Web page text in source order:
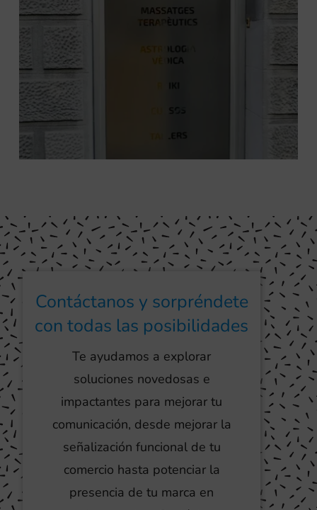
Contáctanos y sorpréndete
con todas las posibilidades
Te ayudamos a explorar
soluciones novedosas e
impactantes para mejorar tu
comunicación, desde mejorar la
señalización funcional de tu
comercio hasta potenciar la
presencia de tu marca en